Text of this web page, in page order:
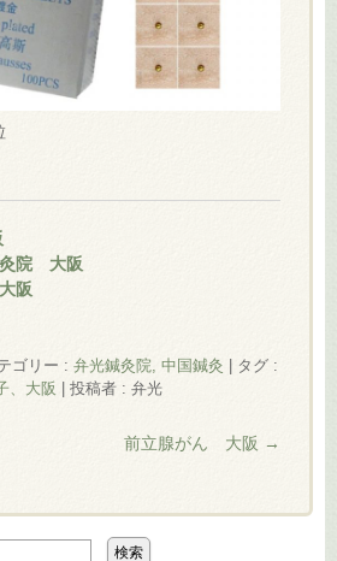
院 大阪
阪
ゴリー : 弁光鍼灸院, 中国鍼灸
タグ :
、大阪
投稿者 : 弁光
前立腺がん 大阪 →